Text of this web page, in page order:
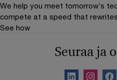
We help you meet tomorrow’s
compete at a speed that
See how
Seuraa ja